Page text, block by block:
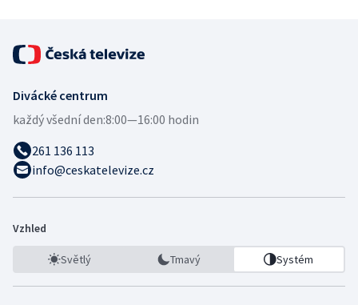
Divácké centrum
každý všední den:8:00—16:00 hodin
261 136 113
info@ceskatelevize.cz
Vzhled
Světlý Tmavý Systém